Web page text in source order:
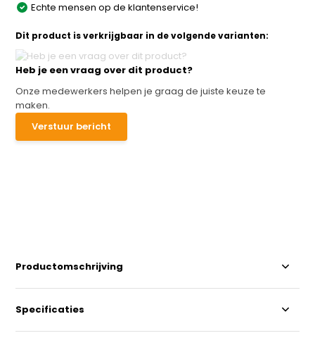
Echte mensen op de klantenservice!
Dit product is verkrijgbaar in de volgende varianten:
Heb je een vraag over dit product?
Onze medewerkers helpen je graag de juiste keuze te
maken.
Verstuur bericht
Productomschrijving
Specificaties